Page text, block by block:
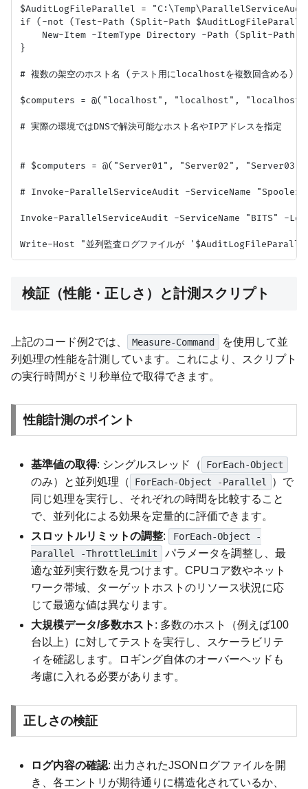
$AuditLogFileParallel =
if (-not (Test-Path (Split-Path
New-Item -ItemType Directory -Path (Split-Path
}
# 複数の架空のホスト名 (テスト用にlocalhostを複数回含める)
$computers = @("localhost", "localhost",
# 実際の環境ではDNSで解決可能なホスト名やIPアドレスを指定
# $computers = @("Server01", "Server02",
# Invoke-ParallelServiceAudit -ServiceName
Invoke-ParallelServiceAudit -ServiceName "BITS" -
検証（性能・正しさ）と計測スクリプト
上記のコード例2では、 Measure-Command
を使用して並
列処理の性能を計測しています。これにより、スクリプト
の実行時間がミリ秒単位で取得できます。
性能計測のポイント
基準値の取得: シングルスレッド（ ForEach-Object
のみ）と並列処理（ ForEach-Object -Parallel
）で
同じ処理を実行し、それぞれの時間を比較すること
で、並列化による効果を定量的に評価できます。
スロットルリミットの調整:
ForEach-Object -
Parallel -ThrottleLimit
パラメータを調整し、最
適な並列実行数を見つけます。CPUコア数やネット
ワーク帯域、ターゲットホストのリソース状況に応
じて最適な値は異なります。
大規模データ/多数ホスト : 多数のホスト（例えば100
台以上）に対してテストを実行し、スケーラビリテ
ィを確認します。ロギング自体のオーバーヘッドも
考慮に入れる必要があります。
正しさの検証
ログ内容の確認: 出力されたJSONログファイルを開
き、各エントリが期待通りに構造化されているか、